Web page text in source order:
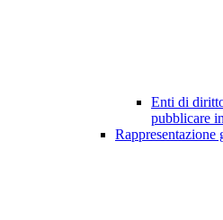
Enti di
pubblicare
Rappresentazione